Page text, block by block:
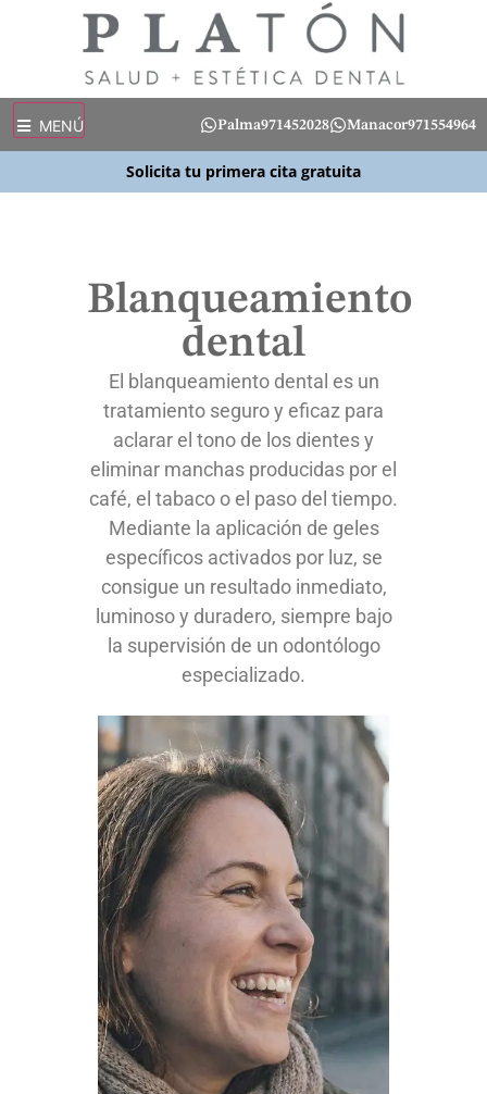
MENÚ Palma971452028 Manacor971554964
Solicita tu primera cita gratuita
Blanqueamiento
dental
El blanqueamiento dental es un
tratamiento seguro y eficaz para
aclarar el tono de los dientes y
eliminar manchas producidas por el
café, el tabaco o el paso del tiempo.
Mediante la aplicación de geles
específicos activados por luz, se
consigue un resultado inmediato,
luminoso y duradero, siempre bajo
la supervisión de un odontólogo
especializado.